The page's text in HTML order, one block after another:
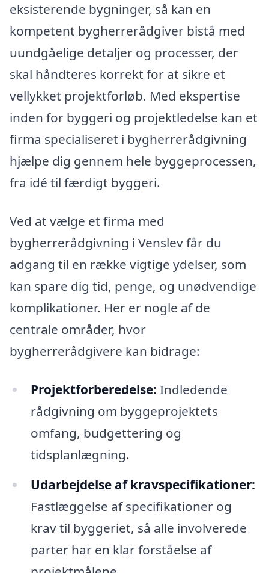
eksisterende bygninger, så kan en
kompetent bygherrerådgiver bistå med
uundgåelige detaljer og processer, der
skal håndteres korrekt for at sikre et
vellykket projektforløb. Med ekspertise
inden for byggeri og projektledelse kan et
firma specialiseret i bygherrerådgivning
hjælpe dig gennem hele byggeprocessen,
fra idé til færdigt byggeri.
Ved at vælge et firma med
bygherrerådgivning i Venslev får du
adgang til en række vigtige ydelser, som
kan spare dig tid, penge, og unødvendige
komplikationer. Her er nogle af de
centrale områder, hvor
bygherrerådgivere kan bidrage:
Projektforberedelse: Indledende
rådgivning om byggeprojektets
omfang, budgettering og
tidsplanlægning.
Udarbejdelse af kravspecifikationer:
Fastlæggelse af specifikationer og
krav til byggeriet, så alle involverede
parter har en klar forståelse af